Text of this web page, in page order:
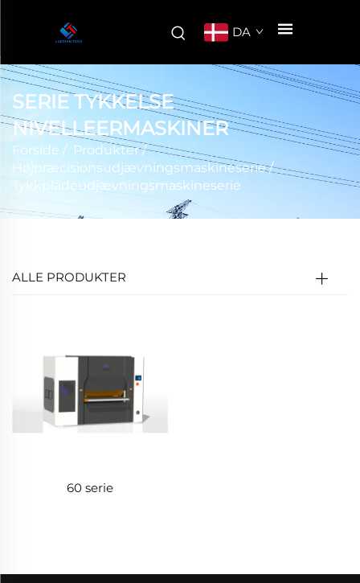
DA
SERIE TYKKELSE
NIVELLEERMASKINER
Forside / Produkter/
Højpræcisionsudjævningsmaskineserie/
Tykkpladeudjævningsmaskineserie
ALLE PRODUKTER
60 serie